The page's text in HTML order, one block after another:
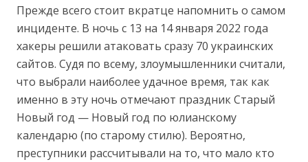
Прежде всего стоит вкратце напомнить о самом
инциденте. В ночь с 13 на 14 января 2022 года
хакеры решили атаковать сразу 70 украинских
сайтов. Судя по всему, злоумышленники считали,
что выбрали наиболее удачное время, так как
именно в эту ночь отмечают праздник Старый
Новый год — Новый год по юлианскому
календарю (по старому стилю). Вероятно,
преступники рассчитывали на то, что мало кто